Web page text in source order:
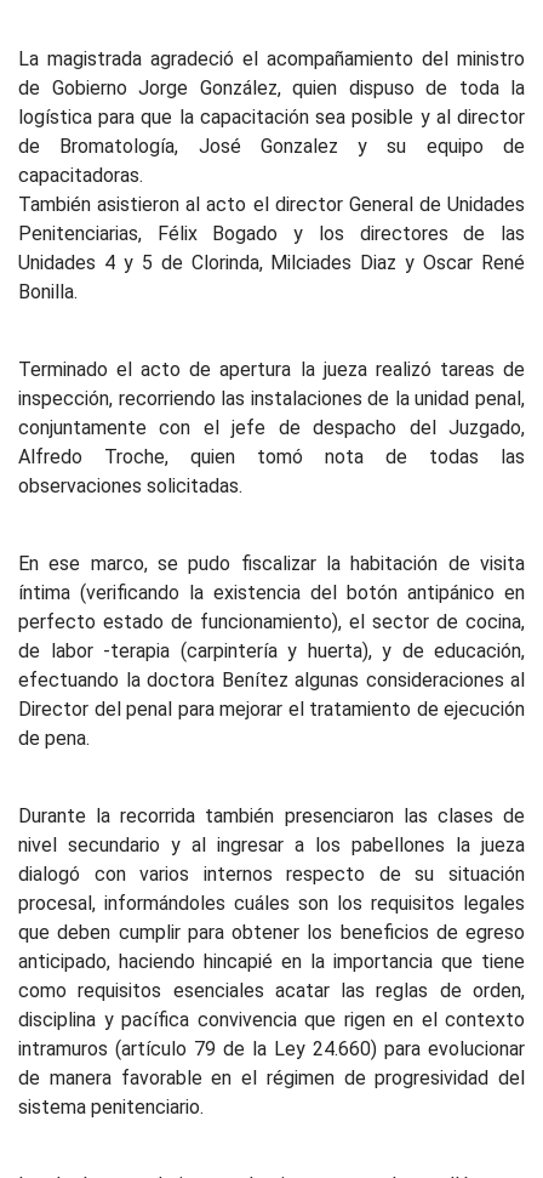
La magistrada agradeció el acompañamiento del ministro
de Gobierno Jorge González, quien dispuso de toda la
logística para que la capacitación sea posible y al director
de Bromatología, José Gonzalez y su equipo de
capacitadoras.
También asistieron al acto el director General de Unidades
Penitenciarias, Félix Bogado y los directores de las
Unidades 4 y 5 de Clorinda, Milciades Diaz y Oscar René
Bonilla.
Terminado el acto de apertura la jueza realizó tareas de
inspección, recorriendo las instalaciones de la unidad penal,
conjuntamente con el jefe de despacho del Juzgado,
Alfredo Troche, quien tomó nota de todas las
observaciones solicitadas.
En ese marco, se pudo fiscalizar la habitación de visita
íntima (verificando la existencia del botón antipánico en
perfecto estado de funcionamiento), el sector de cocina,
de labor -terapia (carpintería y huerta), y de educación,
efectuando la doctora Benítez algunas consideraciones al
Director del penal para mejorar el tratamiento de ejecución
de pena.
Durante la recorrida también presenciaron las clases de
nivel secundario y al ingresar a los pabellones la jueza
dialogó con varios internos respecto de su situación
procesal, informándoles cuáles son los requisitos legales
que deben cumplir para obtener los beneficios de egreso
anticipado, haciendo hincapié en la importancia que tiene
como requisitos esenciales acatar las reglas de orden,
disciplina y pacífica convivencia que rigen en el contexto
intramuros (artículo 79 de la Ley 24.660) para evolucionar
de manera favorable en el régimen de progresividad del
sistema penitenciario.